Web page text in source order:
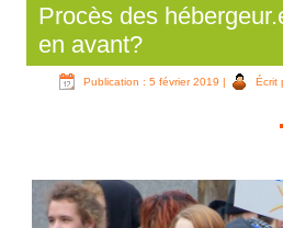
Procès des
en avant?
Publication : 5 février 2019 |
Écrit